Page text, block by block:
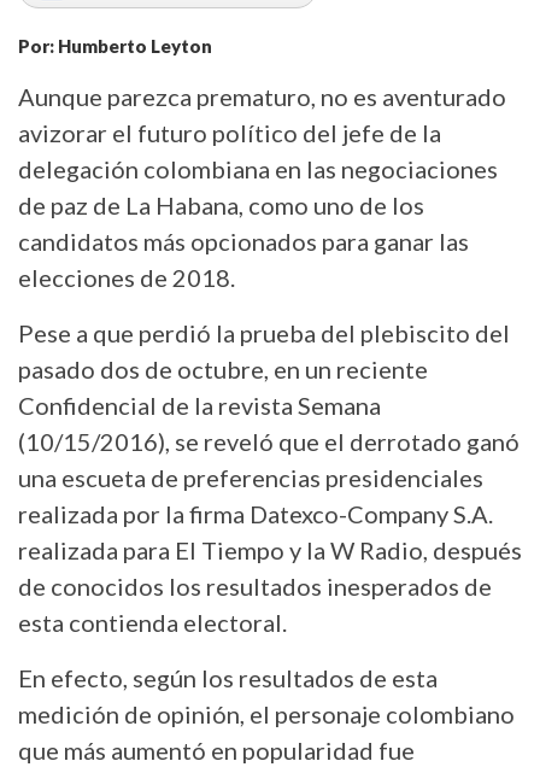
Por: Humberto Leyton
Aunque parezca prematuro, no es aventurado
avizorar el futuro político del jefe de la
delegación colombiana en las negociaciones
de paz de La Habana, como uno de los
candidatos más opcionados para ganar las
elecciones de 2018.
Pese a que perdió la prueba del plebiscito del
pasado dos de octubre, en un reciente
Confidencial de la revista Semana
(10/15/2016), se reveló que el derrotado ganó
una escueta de preferencias presidenciales
realizada por la firma Datexco-Company S.A.
realizada para El Tiempo y la W Radio, después
de conocidos los resultados inesperados de
esta contienda electoral.
En efecto, según los resultados de esta
medición de opinión, el personaje colombiano
que más aumentó en popularidad fue